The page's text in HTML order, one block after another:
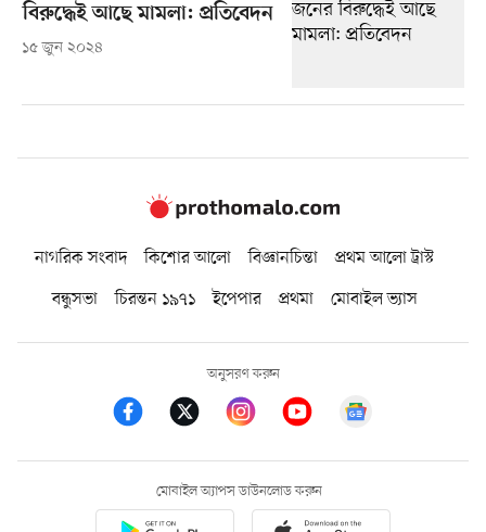
বিরুদ্ধেই আছে মামলা: প্রতিবেদন
১৫ জুন ২০২৪
নাগরিক সংবাদ কিশোর আলো বিজ্ঞানচিন্তা
প্রথম আলো ট্রাস্ট
বন্ধুসভা
চিরন্তন ১৯৭১ ইপেপার প্রথমা মোবাইল ভ্যাস
অনুসরণ করুন
মোবাইল অ্যাপস ডাউনলোড করুন